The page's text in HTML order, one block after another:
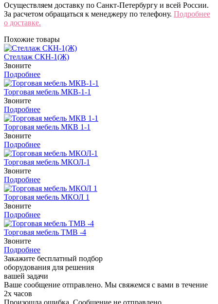
Осуществляем доставку по Санкт-Петербургу и всей России.
За расчетом обращаться к менеджеру по телефону. Подробнее
о доставке.
Похожие товары
Стеллаж СКН-1(Ж)
Звоните
Подробнее
Торговая мебель МКВ-1-1
Звоните
Подробнее
Торговая мебель МКВ 1-1
Звоните
Подробнее
Торговая мебель МКОЛ-1
Звоните
Подробнее
Торговая мебель МКОЛ 1
Звоните
Подробнее
Торговая мебель ТМВ -4
Звоните
Подробнее
Закажите бесплатный подбор
оборудования для решения
вашей задачи
Ваше сообщение отправлено. Мы свяжемся с вами в течение
2х часов
Произошла ошибка. Сообщение не отправлено.